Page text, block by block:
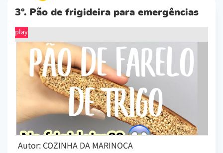
3º. Pão de frigideira para emergências
play
Autor: COZINHA DA MARINOCA